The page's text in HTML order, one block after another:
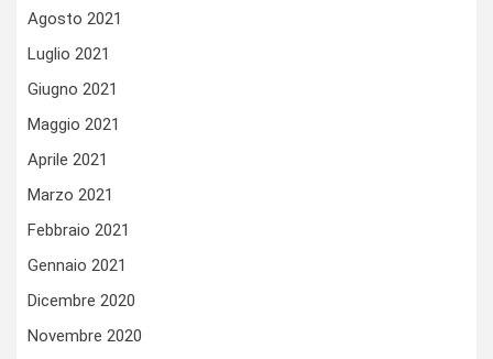
Agosto 2021
Luglio 2021
Giugno 2021
Maggio 2021
Aprile 2021
Marzo 2021
Febbraio 2021
Gennaio 2021
Dicembre 2020
Novembre 2020